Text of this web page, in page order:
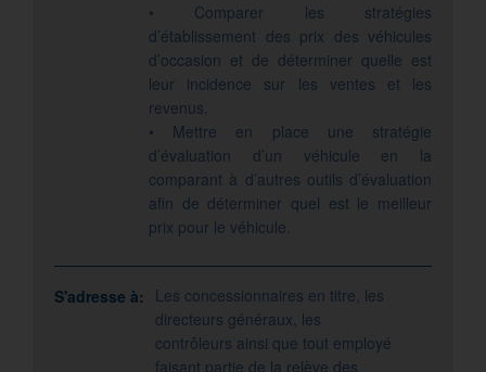
• Comparer les stratégies
d’établissement des prix des véhicules
d’occasion et de déterminer quelle est
leur incidence sur les ventes et les
revenus.
• Mettre en place une stratégie
d’évaluation d’un véhicule en la
comparant à d’autres outils d’évaluation
afin de déterminer quel est le meilleur
prix pour le véhicule.
S'adresse à:
Les concessionnaires en titre, les
directeurs généraux, les
contrôleurs ainsi que tout employé
faisant partie de la relève des